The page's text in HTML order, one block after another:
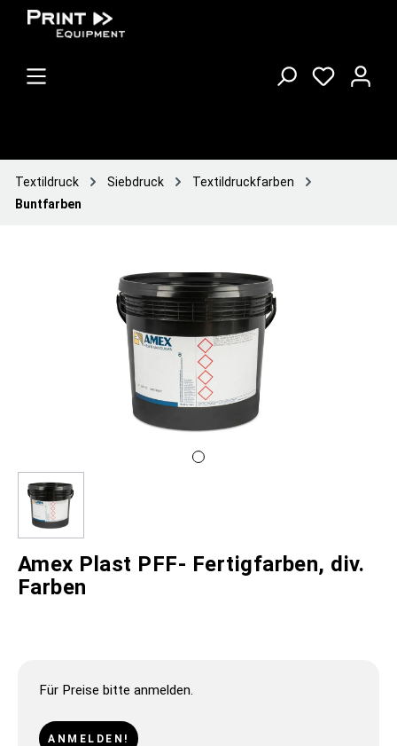
Textildruck Siebdruck
Textildruckfarben
Buntfarben
Amex Plast PFF- Fertigfarben, div.
Farben
Für Preise bitte anmelden.
ANMELDEN!